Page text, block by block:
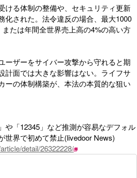
ける体制の整備や、セキュリティ更新
化された。法令違反の場合、最大1000
たは年間全世界売上高の4%の高い方
ーザーをサイバー攻撃から守れると期
計面では大きな影響はない。ライフサ
ーの体制構築が、本法の本質的な狙い
や「12345」など推測が容易なデフォル
世界で初めて禁止(livedoor News)
detail/26322228/